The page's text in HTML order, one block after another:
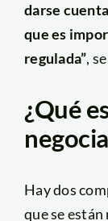
darse
que es
regulada”,
¿Qué
Hay dos
que se